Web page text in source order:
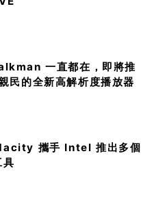
一直都在，即將推
民的全新高解析度播放器
攜手 Intel 推出多個